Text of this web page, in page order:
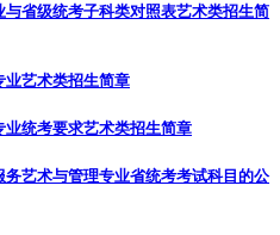
省级统考子科类对照表艺术类招生简
业艺术类招生简章
业统考要求艺术类招生简章
艺术与管理专业省统考考试科目的公